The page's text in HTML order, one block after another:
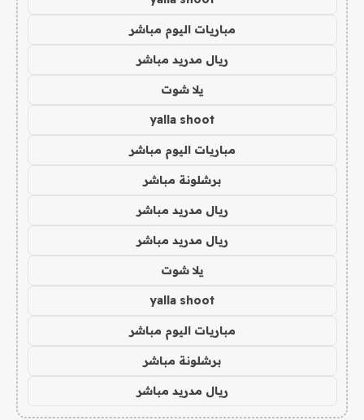
مباريات اليوم مباشر
ريال مدريد مباشر
يلا شوت
yalla shoot
مباريات اليوم مباشر
برشلونة مباشر
ريال مدريد مباشر
ريال مدريد مباشر
يلا شوت
yalla shoot
مباريات اليوم مباشر
برشلونة مباشر
ريال مدريد مباشر